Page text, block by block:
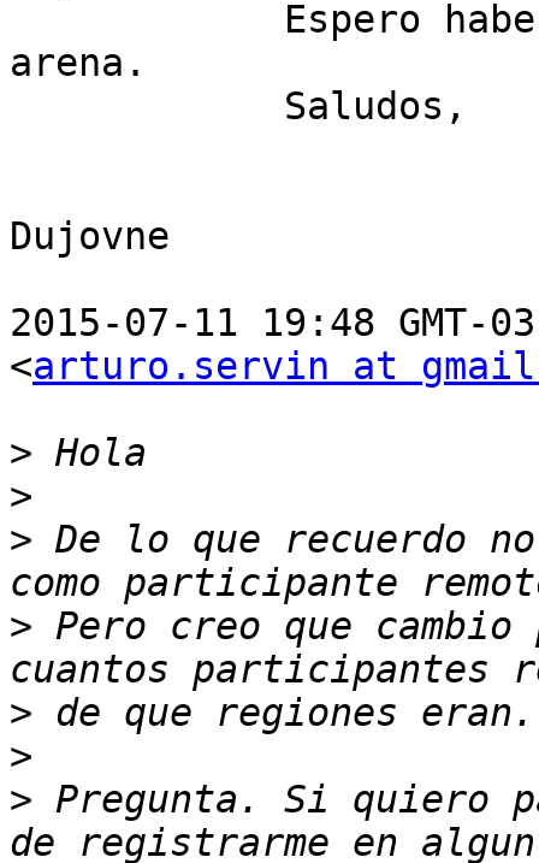
arena.
Dujovne
2015-07-11 19:48 GMT-
<arturo.servin at
>
>
> De lo que recuerdo
> Pero creo que
>
>
> Pregunta. Si quiero